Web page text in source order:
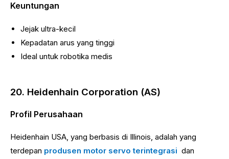
Keuntungan
Jejak ultra-kecil
Kepadatan arus yang tinggi
Ideal untuk robotika medis
20. Heidenhain Corporation (AS)
Profil Perusahaan
Heidenhain USA, yang berbasis di Illinois, adalah yang
terdepan produsen motor servo terintegrasi dan